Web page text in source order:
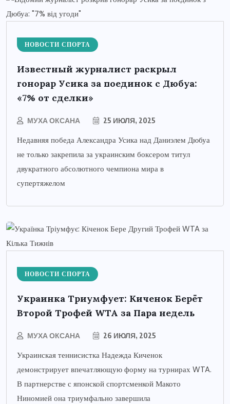
НОВОСТИ СПОРТА
Известный журналист раскрыл
гонорар Усика за поединок с Дюбуа:
«7% от сделки»
МУХА ОКСАНА 25 ИЮЛЯ, 2025
Недавняя победа Александра Усика над Даниэлем Дюбуа
не только закрепила за украинским боксером титул
двукратного абсолютного чемпиона мира в
супертяжелом
НОВОСТИ СПОРТА
Украинка Триумфует: Киченок Берёт
Второй Трофей WTA за Пара недель
МУХА ОКСАНА 26 ИЮЛЯ, 2025
Украинская теннисистка Надежда Киченок
демонстрирует впечатляющую форму на турнирах WTA.
В партнерстве с японской спортсменкой Макото
Ниномией она триумфально завершила